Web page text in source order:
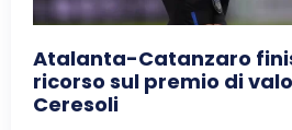
Atalanta-Catanzaro
ricorso sul premio di
Ceresoli